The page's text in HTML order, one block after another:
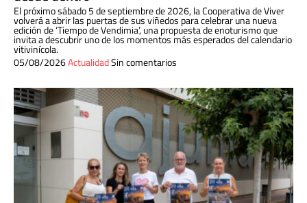
El próximo sábado 5 de septiembre de 2026, la Cooperativa de Viver
volverá a abrir las puertas de sus viñedos para celebrar una nueva
edición de ‘Tiempo de Vendimia’, una propuesta de enoturismo que
invita a descubrir uno de los momentos más esperados del calendario
vitivinícola.
05/08/2026ActualidadSin comentarios